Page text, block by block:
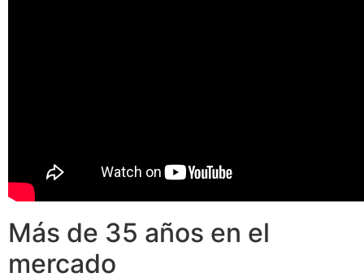
Más de 35 años en el
mercado